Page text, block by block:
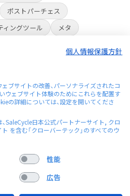
ポストパーチェス
ィングツール
メタ
米国プライバシー法
航空貨物
個人情報保護方針
ェブサイトの改善、パーソナライズされたコ
ウェブサイト体験のためにこれらを配置す
の詳細については、設定を開いてくださ
SaleCycle日本公式パートナーサイト, クロ
を含む「クローバーテック」のすべてのウ
性能
広告